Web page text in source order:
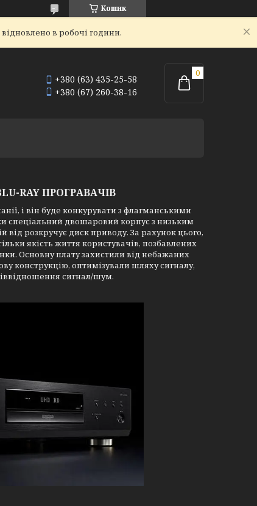
Кошик
в робочі години.
+380 (63) 435-25-58
+380 (67) 260-38-16
RAY ПРОГРАВАЧІВ
і він буде конкурувати з флагманськими
спеціальний двошаровий корпус з низьким
від розкручує диск приводу. За рахунок цього,
якість життя користувачів, позбавлених
Основну плату захистили від небажаних
конструкцію, оптимізували шляху сигналу,
сигнал/шум.